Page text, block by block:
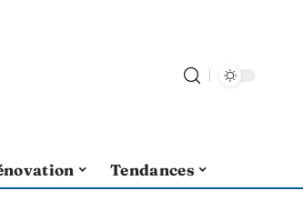
Tendances